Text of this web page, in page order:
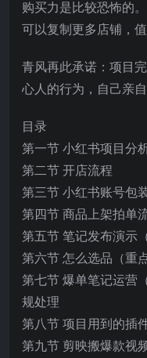
购买力是比较恐怖的
可以复制更多店铺，
青风再此承诺：项目
心人的行为，自己亲
目录
第一节 小红书项目分
第二节 开店流程
第三节 小红书账号包
第四节 商品上架拍单
第五节 笔记发布演示
第六节 怎么选品（重
第七节 爆单笔记运营
规处理
第八节 项目用到的插
第九节 剪映搬爆款视